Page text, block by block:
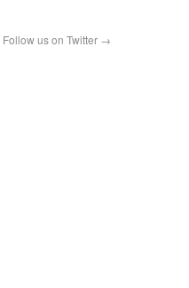
Follow us on Twitter →